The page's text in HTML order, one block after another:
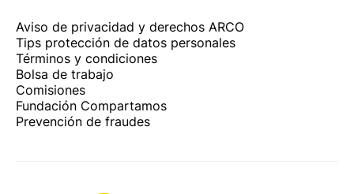
Aviso de privacidad y derechos ARCO
Tips protección de datos personales
Términos y condiciones
Bolsa de trabajo
Comisiones
Fundación Compartamos
Prevención de fraudes